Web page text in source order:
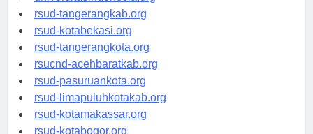
universitasindonesia.org
rsud-tangerangkab.org
rsud-kotabekasi.org
rsud-tangerangkota.org
rsucnd-acehbaratkab.org
rsud-pasuruankota.org
rsud-limapuluhkotakab.org
rsud-kotamakassar.org